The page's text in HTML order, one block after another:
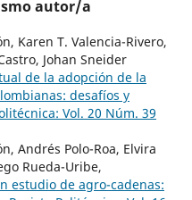
autor/a
Karen T. Valencia-Rivero,
Johan Sneider
de la adopción de la
desafíos y
Vol. 20 Núm. 39
Andrés Polo-Roa, Elvira
Rueda-Uribe,
estudio de agro-cadenas: